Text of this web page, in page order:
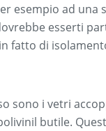
esempio ad una
esserti
fatto di
sono i vetri
butile.